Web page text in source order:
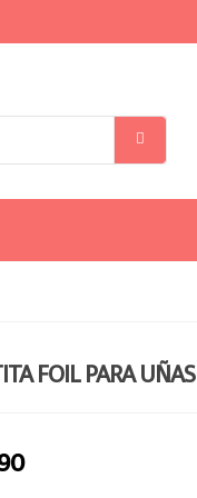
FOIL PARA UÑAS